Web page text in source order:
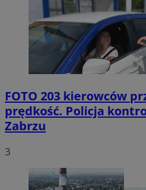
FOTO 203 kierowców
prędkość. Policja
Zabrzu
3